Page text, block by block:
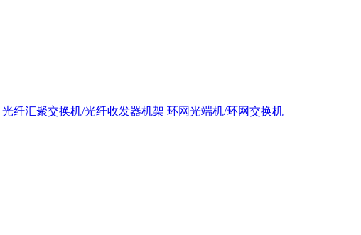
光纤汇聚交换机/光纤收发器机架 环网光端机/环网交换机